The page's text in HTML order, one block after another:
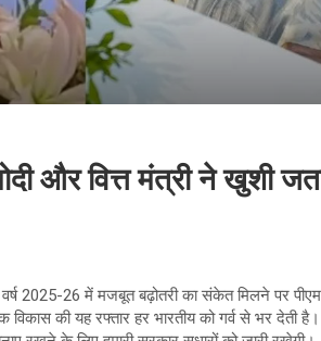
और वित्त मंत्री ने खुशी
2025-26 में मजबूत बढ़ोतरी का संकेत मिलने पर पीएम
की यह रफ्तार हर भारतीय को गर्व से भर देती है।